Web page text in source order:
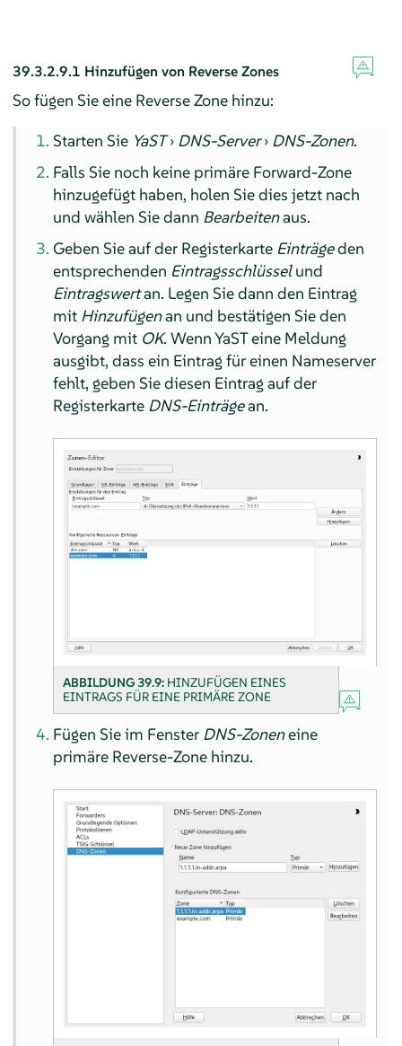
39.3.2.9.1 Hinzufügen von Reverse Zones
So fügen Sie eine Reverse Zone hinzu:
Starten Sie YaST› DNS-Server› DNS-Zonen.
Falls Sie noch keine primäre Forward-Zone
hinzugefügt haben, holen Sie dies jetzt nach
und wählen Sie dann Bearbeitenaus.
Geben Sie auf der Registerkarte Einträgeden
entsprechenden Eintragsschlüsselund
Eintragswertan. Legen Sie dann den Eintrag
mit Hinzufügenan und bestätigen Sie den
Vorgang mit OK. Wenn YaST eine Meldung
ausgibt, dass ein Eintrag für einen Nameserver
fehlt, geben Sie diesen Eintrag auf der
Registerkarte DNS-Einträgean.
ABBILDUNG 39.9: HINZUFÜGEN EINES
EINTRAGS FÜR EINE PRIMÄRE ZONE
Fügen Sie im Fenster DNS-Zoneneine
primäre Reverse-Zone hinzu.